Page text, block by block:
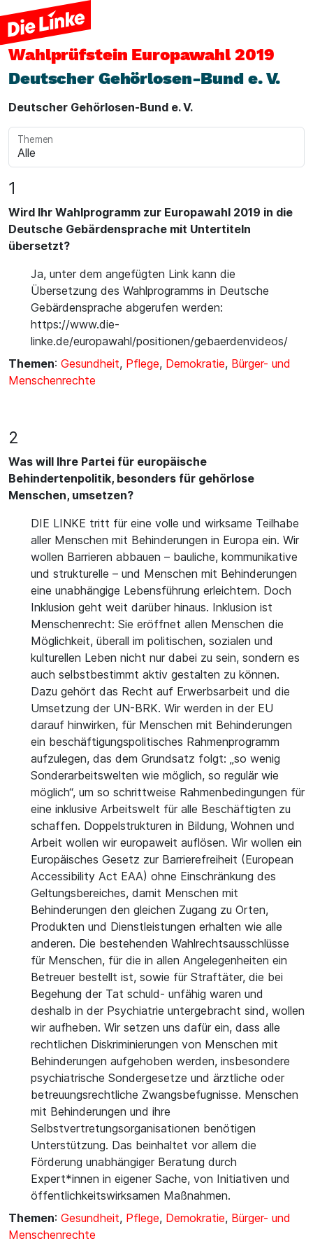
Wahlprüfstein Europawahl 2019
Deutscher Gehörlosen-Bund e. V.
Deutscher Gehörlosen-Bund e. V.
Themen
1
Wird Ihr Wahlprogramm zur Europawahl 2019 in die
Deutsche Gebärdensprache mit Untertiteln
übersetzt?
Ja, unter dem angefügten Link kann die
Übersetzung des Wahlprogramms in Deutsche
Gebärdensprache abgerufen werden:
https://www.die-
linke.de/europawahl/positionen/gebaerdenvideos/
Themen: Gesundheit, Pflege, Demokratie, Bürger- und
Menschenrechte
2
Was will Ihre Partei für europäische
Behindertenpolitik, besonders für gehörlose
Menschen, umsetzen?
DIE LINKE tritt für eine volle und wirksame Teilhabe
aller Menschen mit Behinderungen in Europa ein. Wir
wollen Barrieren abbauen – bauliche, kommunikative
und strukturelle – und Menschen mit Behinderungen
eine unabhängige Lebensführung erleichtern. Doch
Inklusion geht weit darüber hinaus. Inklusion ist
Menschenrecht: Sie eröffnet allen Menschen die
Möglichkeit, überall im politischen, sozialen und
kulturellen Leben nicht nur dabei zu sein, sondern es
auch selbstbestimmt aktiv gestalten zu können.
Dazu gehört das Recht auf Erwerbsarbeit und die
Umsetzung der UN-BRK. Wir werden in der EU
darauf hinwirken, für Menschen mit Behinderungen
ein beschäftigungspolitisches Rahmenprogramm
aufzulegen, das dem Grundsatz folgt: „so wenig
Sonderarbeitswelten wie möglich, so regulär wie
möglich“, um so schrittweise Rahmenbedingungen für
eine inklusive Arbeitswelt für alle Beschäftigten zu
schaffen. Doppelstrukturen in Bildung, Wohnen und
Arbeit wollen wir europaweit auflösen. Wir wollen ein
Europäisches Gesetz zur Barrierefreiheit (European
Accessibility Act EAA) ohne Einschränkung des
Geltungsbereiches, damit Menschen mit
Behinderungen den gleichen Zugang zu Orten,
Produkten und Dienstleistungen erhalten wie alle
anderen. Die bestehenden Wahlrechtsausschlüsse
für Menschen, für die in allen Angelegenheiten ein
Betreuer bestellt ist, sowie für Straftäter, die bei
Begehung der Tat schuld- unfähig waren und
deshalb in der Psychiatrie untergebracht sind, wollen
wir aufheben. Wir setzen uns dafür ein, dass alle
rechtlichen Diskriminierungen von Menschen mit
Behinderungen aufgehoben werden, insbesondere
psychiatrische Sondergesetze und ärztliche oder
betreuungsrechtliche Zwangsbefugnisse. Menschen
mit Behinderungen und ihre
Selbstvertretungsorganisationen benötigen
Unterstützung. Das beinhaltet vor allem die
Förderung unabhängiger Beratung durch
Expert*innen in eigener Sache, von Initiativen und
öffentlichkeitswirksamen Maßnahmen.
Themen: Gesundheit, Pflege, Demokratie, Bürger- und
Menschenrechte